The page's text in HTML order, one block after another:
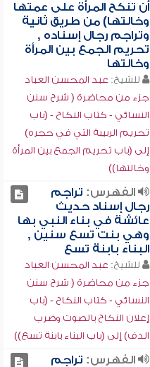
أن تنكح المرأة على عمتها
وخالتها) من طريق ثانية
وتراجم رجال إسناده ,
تحريم الجمع بين المرأة
وخالتها
للشيخ: عبد المحسن العباد
جزء من محاضرة ( شرح سنن
النسائي - كتاب النكاح - (باب
تحريم الربيبة التي في حجره)
إلى (باب تحريم الجمع بين المرأة
وخالتها))
الفهرس: تراجم
رجال إسناد حديث
عائشة في بناء النبي بها
وهي بنت تسع سنين ,
البناء بابنة تسع
للشيخ: عبد المحسن العباد
جزء من محاضرة ( شرح سنن
النسائي - كتاب النكاح - (باب
إعلان النكاح بالصوت وضرب
الدف) إلى (باب البناء بابنة تسع))
الفهرس: تراجم